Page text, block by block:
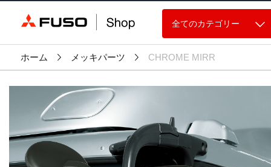
全てのカテゴリー
ホーム メッキパーツ CHROME MIRR